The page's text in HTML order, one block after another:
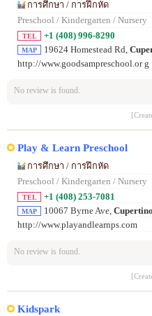
การศึกษา / การฝึกหัด
Preschool / Kindergarten / Nursery
TEL +1 (408) 996-8290
MAP 19624 Homestead Rd,
http://www.goodsampreschool.or g
No review is found.
Play & Learn Preschool
การศึกษา / การฝึกหัด
Preschool / Kindergarten / Nursery
TEL +1 (408) 253-7081
MAP 10067 Byrne Ave, Cupertino
http://www.playandlearnps.com
No review is found.
Kidspark